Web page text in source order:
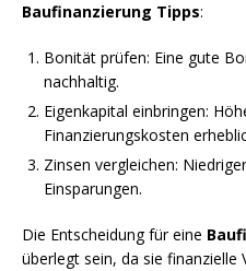
Baufinanzierung Tipps:
Bonität prüfen: Eine gute
nachhaltig.
Eigenkapital einbringen:
Finanzierungskosten
Zinsen vergleichen:
Einsparungen.
Die Entscheidung für eine
überlegt sein, da sie finanzielle